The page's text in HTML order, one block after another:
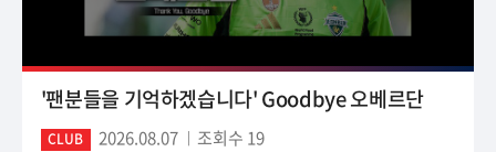
'팬분들을 기억하겠습니다' Goodbye 오베르단
CLUB 2026.08.07 조회수 19